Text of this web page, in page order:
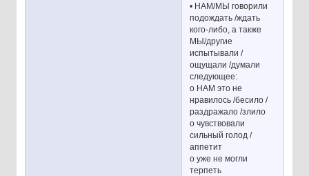
• НАМ/МЫ говорили
подождать /ждать
кого-либо, а также
МЫ/другие
испытывали /
ощущали /думали
следующее:
o НАМ это не
нравилось /бесило /
раздражало /злило
o чувствовали
сильный голод /
аппетит
o уже не могли
терпеть